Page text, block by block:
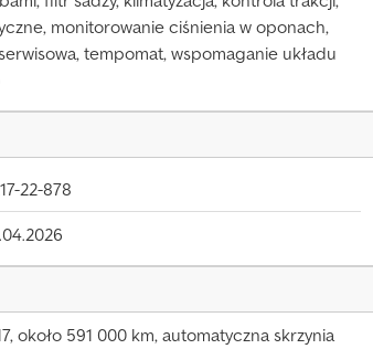
monitorowanie ciśnienia w oponach,
tempomat, wspomaganie układu
22-878
około 591 000 km, automatyczna skrzynia